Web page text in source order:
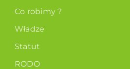
Co robimy ?
Władze
Statut
RODO